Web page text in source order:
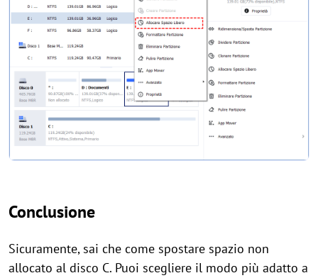
Conclusione
Sicuramente, sai che come spostare spazio non
allocato al disco C. Puoi scegliere il modo più adatto a